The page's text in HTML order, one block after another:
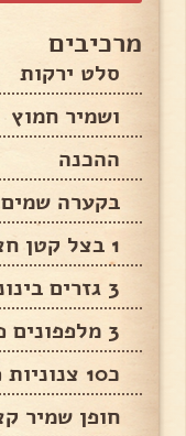
מרכיבים
סלט ירקות
ושמיר חמוץ
ההכנה
בקערה שמים
1 בצל קטן חצוי ל4 ופרוס
3 גזרים בינונים פרוסים
3 מלפפונים פרוסים
כ10 צנוניות פרוסות
חופן שמיר